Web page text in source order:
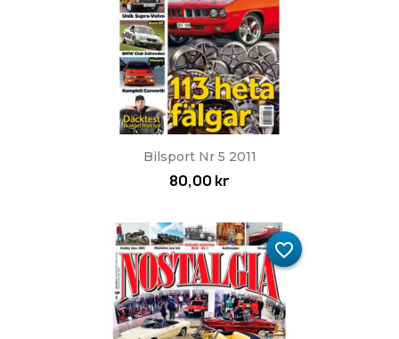
Bilsport Nr 5 2011
80,00 kr
favorite_border